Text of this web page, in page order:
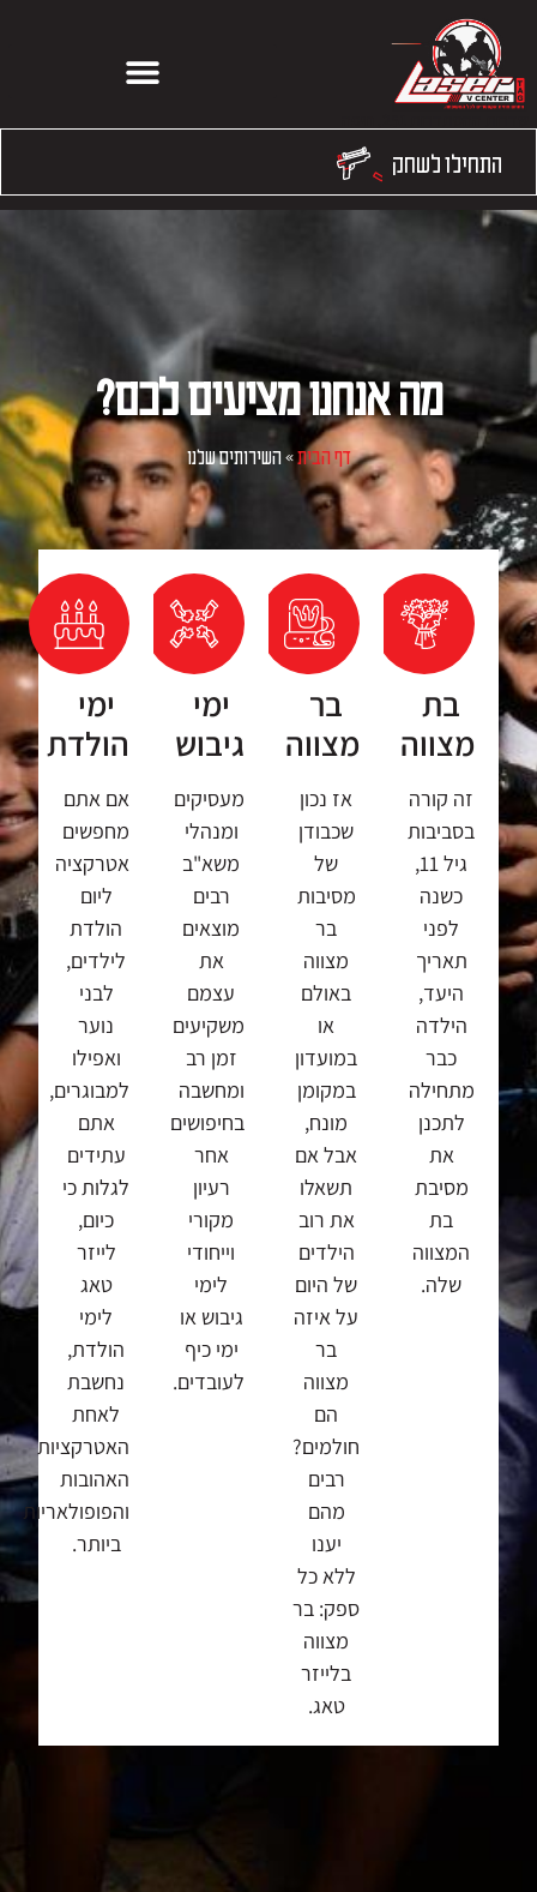
התחילו לשחק
מה אנחנו מציעים לכם?
דף הבית»השירותים שלנו
בת
מצווה
זה קורה
בסביבות
גיל 11,
כשנה
לפני
תאריך
היעד,
הילדה
כבר
מתחילה
לתכנן
את
מסיבת
בת
המצווה
שלה.
בר
מצווה
אז נכון
שכבודן
של
מסיבות
בר
מצווה
באולם
או
במועדון
במקומן
מונח,
אבל אם
תשאלו
את רוב
הילדים
של היום
על איזה
בר
מצווה
הם
חולמים?
רבים
מהם
יענו
ללא כל
ספק: בר
מצווה
בלייזר
טאג.
ימי
גיבוש
מעסיקים
ומנהלי
משא"ב
רבים
מוצאים
את
עצמם
משקיעים
זמן רב
ומחשבה
בחיפושים
אחר
רעיון
מקורי
וייחודי
לימי
גיבוש או
ימי כיף
לעובדים.
ימי
הולדת
אם אתם
מחפשים
אטרקציה
ליום
הולדת
לילדים,
לבני
נוער
ואפילו
למבוגרים,
אתם
עתידים
לגלות כי
כיום,
לייזר
טאג
לימי
הולדת,
נחשבת
לאחת
האטרקציות
האהובות
והפופולאריות
ביותר.